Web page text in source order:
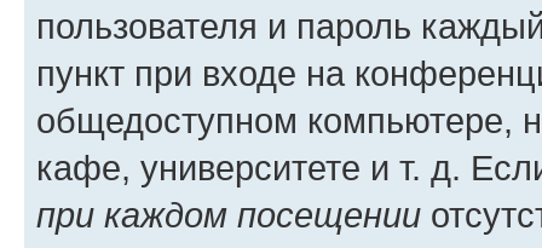
пользователя и пароль
пункт при входе на
общедоступном компьютере,
кафе, университете и т. д.
при каждом посещении